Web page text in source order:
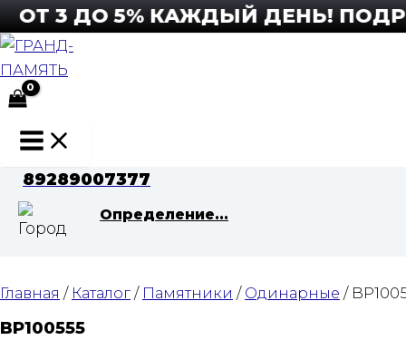
Перейти
к
содержимому
3 ДО 5% КАЖДЫЙ ДЕНЬ!
Main
Menu
89289007377
Определение...
Главная / Каталог / Памятники / Одинарные /
BP100555